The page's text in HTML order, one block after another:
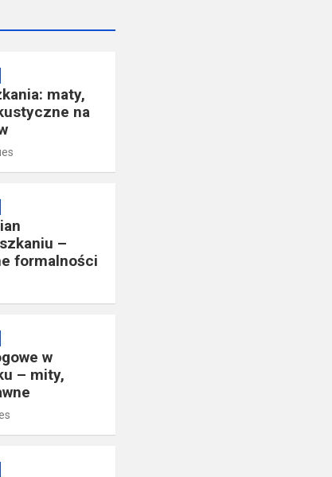
maty,
na
–
formalności
w
– mity,